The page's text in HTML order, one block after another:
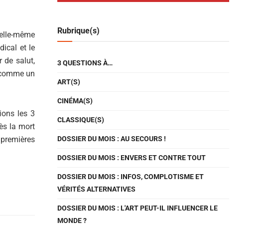
même
et le
de salut,
un
les 3
la mort
Rubrique(s)
3 QUESTIONS À…
ART(S)
CINÉMA(S)
CLASSIQUE(S)
DOSSIER DU MOIS : AU SECOURS !
DOSSIER DU MOIS : ENVERS ET CONTRE TOUT
DOSSIER DU MOIS : INFOS, COMPLOTISME ET
VÉRITÉS ALTERNATIVES
DOSSIER DU MOIS : L'ART PEUT-IL INFLUENCER LE
MONDE ?